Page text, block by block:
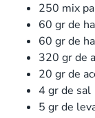
250 mix
60 gr de
60 gr de
320 gr de
20 gr de
4 gr de sal
5 gr de